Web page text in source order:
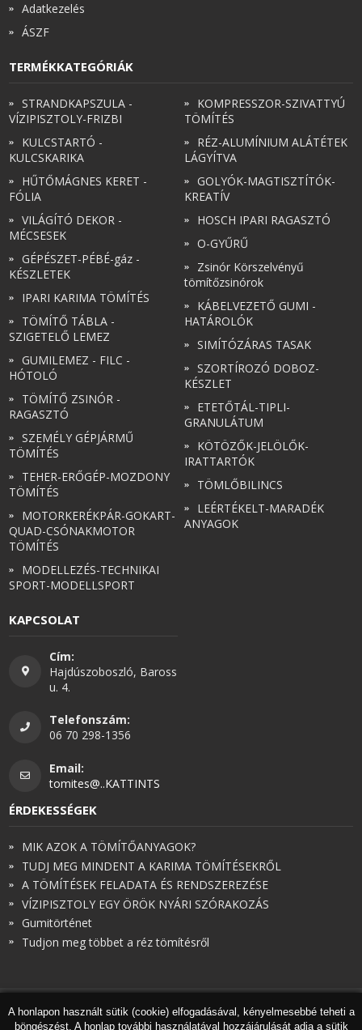
Adatkezelés
ÁSZF
TERMÉKKATEGÓRIÁK
STRANDKAPSZULA -
VÍZIPISZTOLY-FRIZBI
KULCSTARTÓ -
KULCSKARIKA
HŰTŐMÁGNES KERET -
FÓLIA
VILÁGÍTÓ DEKOR -
MÉCSESEK
GÉPÉSZET-PÉBÉ-gáz -
KÉSZLETEK
IPARI KARIMA TÖMÍTÉS
TÖMÍTŐ TÁBLA -
SZIGETELŐ LEMEZ
GUMILEMEZ - FILC -
HÓTOLÓ
TÖMÍTŐ ZSINÓR -
RAGASZTÓ
SZEMÉLY GÉPJÁRMŰ
TÖMÍTÉS
TEHER-ERŐGÉP-MOZDONY
TÖMÍTÉS
MOTORKERÉKPÁR-GOKART-
QUAD-CSÓNAKMOTOR
TÖMÍTÉS
MODELLEZÉS-TECHNIKAI
SPORT-MODELLSPORT
KOMPRESSZOR-SZIVATTYÚ
TÖMÍTÉS
RÉZ-ALUMÍNIUM ALÁTÉTEK
LÁGYÍTVA
GOLYÓK-MAGTISZTÍTÓK-
KREATÍV
HOSCH IPARI RAGASZTÓ
O-GYŰRŰ
Zsinór Körszelvényű
tömítőzsinórok
KÁBELVEZETŐ GUMI -
HATÁROLÓK
SIMÍTÓZÁRAS TASAK
SZORTÍROZÓ DOBOZ-
KÉSZLET
ETETŐTÁL-TIPLI-
GRANULÁTUM
KÖTÖZŐK-JELÖLŐK-
IRATTARTÓK
TÖMLŐBILINCS
LEÉRTÉKELT-MARADÉK
ANYAGOK
KAPCSOLAT
Cím:
Hajdúszoboszló, Baross
u. 4.
Telefonszám:
06 70 298-1356
Email:
tomites@..KATTINTS
ÉRDEKESSÉGEK
MIK AZOK A TÖMÍTŐANYAGOK?
TUDJ MEG MINDENT A KARIMA TÖMÍTÉSEKRŐL
A TÖMÍTÉSEK FELADATA ÉS RENDSZEREZÉSE
VÍZIPISZTOLY EGY ÖRÖK NYÁRI SZÓRAKOZÁS
Gumitörténet
Tudjon meg többet a réz tömítésről
© Török és Társai 2026 - Minden jog fenntartva
A honlapon használt sütik (cookie) elfogadásával, kényelmesebbé teheti a
böngészést. A honlap további használatával hozzájárulását adja a sütik